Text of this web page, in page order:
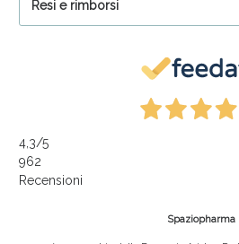
Resi e rimborsi
4,3/5
962
Recensioni
Spaziopharma